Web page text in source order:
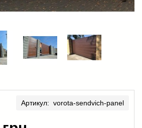
Артикул: vorota-sendvich-panel